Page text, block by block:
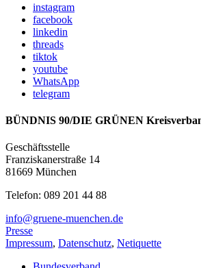
instagram
facebook
linkedin
threads
tiktok
youtube
WhatsApp
telegram
BÜNDNIS 90/DIE GRÜNEN
Geschäftsstelle
Franziskanerstraße 14
81669 München
Telefon: 089 201 44 88
info@gruene-muenchen.de
Presse
Impressum, Datenschutz, Netiquette